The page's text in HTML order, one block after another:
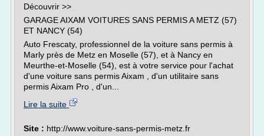
Découvrir >>
GARAGE AIXAM VOITURES SANS PERMIS A METZ (57)
ET NANCY (54)
Auto Frescaty, professionnel de la voiture sans permis à
Marly près de Metz en Moselle (57), et à Nancy en
Meurthe-et-Moselle (54), est à votre service pour l'achat
d'une voiture sans permis Aixam , d'un utilitaire sans
permis Aixam Pro , d'un...
Lire la suite
Site : http://www.voiture-sans-permis-metz.fr